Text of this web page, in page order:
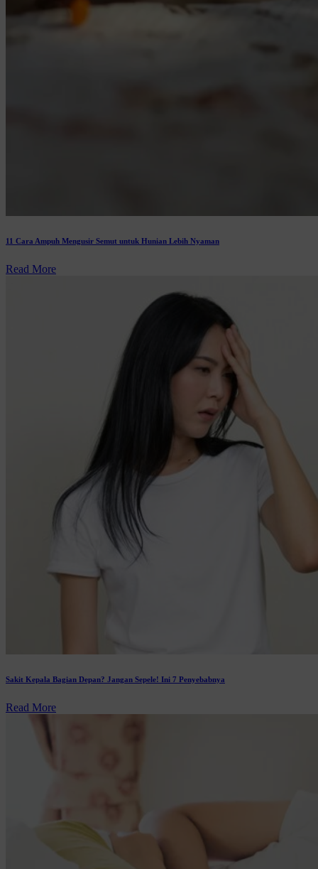
11 Cara Ampuh Mengusir Semut untuk Hunian Lebih Nyaman
Read More
Sakit Kepala Bagian Depan? Jangan Sepele! Ini 7 Penyebabnya
Read More